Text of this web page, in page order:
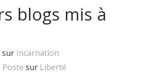
blogs mis à
sur Incarnation
Poste sur Liberté